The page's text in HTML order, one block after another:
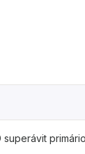
superávit